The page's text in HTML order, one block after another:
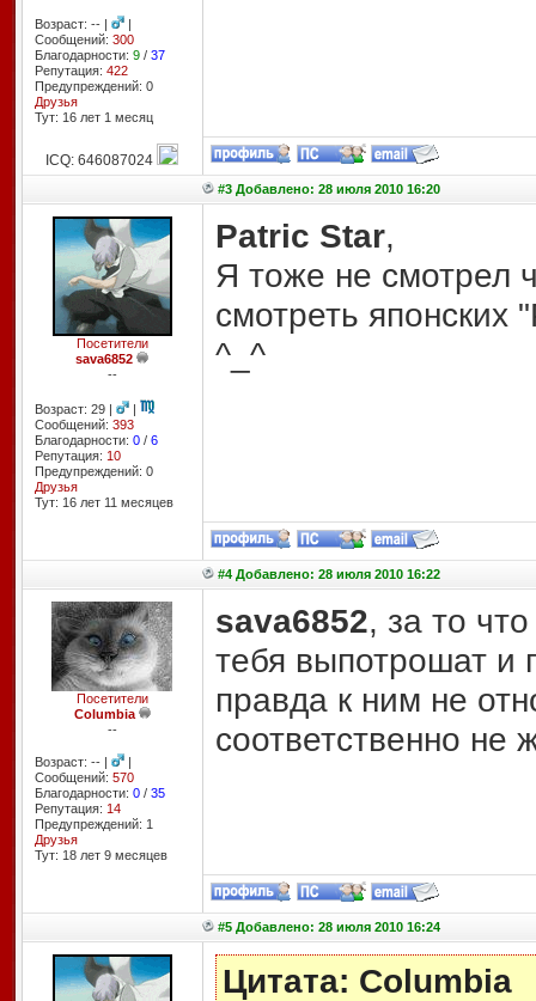
Возраст: -- |
|
Сообщений: 300
Благодарности: 9/ 37
Репутация: 422
Предупреждений: 0
Друзья
Тут: 16 лет 1 месяц
ICQ: 646087024
#3 Добавлено: 28 июля 2010 16:20
Посетители
sava6852
--
Возраст: 29 |
|
Сообщений: 393
Благодарности: 0/ 6
Репутация: 10
Предупреждений: 0
Друзья
Тут: 16 лет 11 месяцев
Patric Star,
Я тоже не смотрел
смотреть японских
^_^
#4 Добавлено: 28 июля 2010 16:22
Посетители
Columbia
--
Возраст: -- |
|
Сообщений: 570
Благодарности: 0/ 35
Репутация: 14
Предупреждений: 1
Друзья
Тут: 18 лет 9 месяцев
sava6852, за то
тебя выпотрошат и
правда к ним не
соответственно не
#5 Добавлено: 28 июля 2010 16:24
Цитата: Columbia